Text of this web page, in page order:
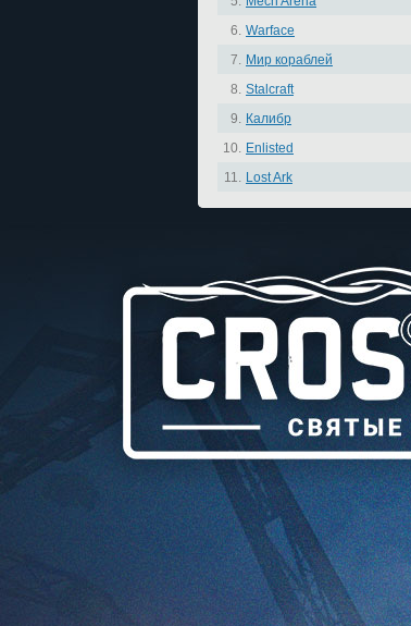
6. Warface
7. Мир кораблей
8. Stalcraft
9. Калибр
10. Enlisted
11. Lost Ark